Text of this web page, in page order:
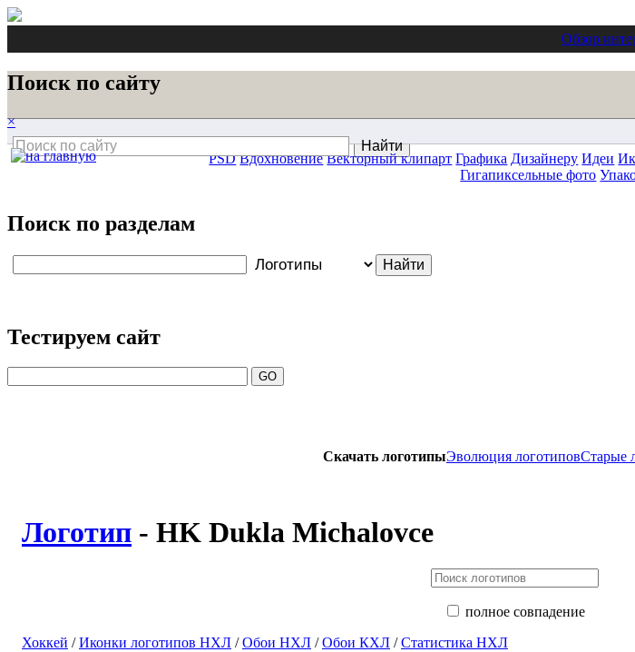
Обзор
Поиск по сайту
×
Поиск по разделам
Тестируем сайт
Скачать логотипыЭволюция логотиповСтарые
PSD Вдохновение Векторный клипарт Графика Дизайнеру Идеи
Гигапиксельные фото
Логотип - HK Dukla Michalovce
полное совпадение
Хоккей /Иконки логотипов НХЛ /Обои НХЛ /Обои КХЛ /Статистика НХЛ